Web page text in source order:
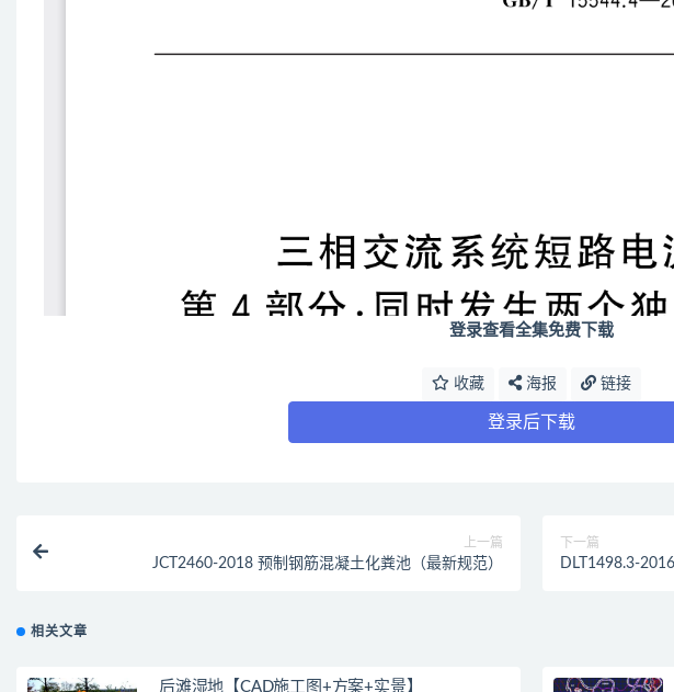
登录查看全集免费下载
收藏 海报 链接
登录后下载
上一篇
JCT2460-2018 预制钢筋混凝土化粪池（最新规范）
下一篇
DLT1498.3-
相关文章
后滩湿地【CAD施工图+方案+实景】